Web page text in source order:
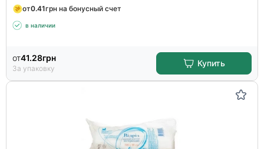
от0.41грн на бонусный счет
в наличии
от41.28грн
За упаковку
Купить